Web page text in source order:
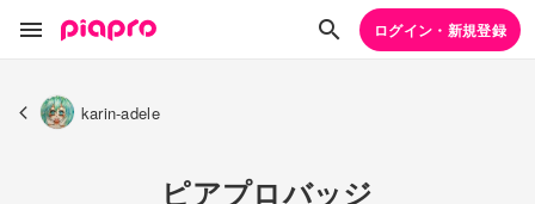
ログイン・新規登録
karin-adele
ピアプロバッジ